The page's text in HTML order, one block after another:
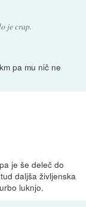
je crap.
pa mu nič ne
je še deleč do
daljša življenska
luknjo.